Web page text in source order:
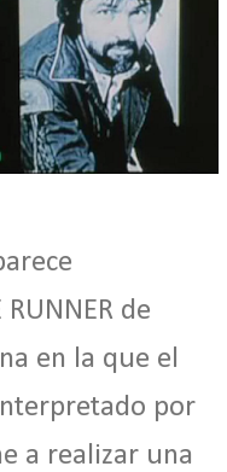
de
en la que el
por
a realizar una